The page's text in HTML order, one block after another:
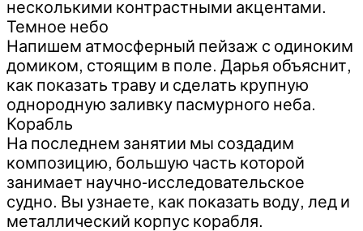
несколькими контрастными акцентами.
Темное небо
Напишем атмосферный пейзаж с одиноким
домиком, стоящим в поле. Дарья объяснит,
как показать траву и сделать крупную
однородную заливку пасмурного неба.
Корабль
На последнем занятии мы создадим
композицию, большую часть которой
занимает научно-исследовательское
судно. Вы узнаете, как показать воду, лед и
металлический корпус корабля.